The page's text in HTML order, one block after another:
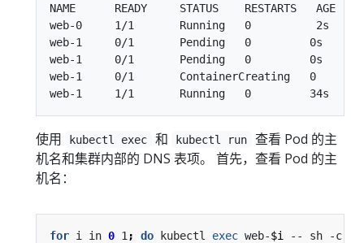
NAME      READY     STATUS    RESTARTS   AGE
web-0     1/1       Running   0          2s
web-1     0/1       Pending   0         0s
web-1     0/1       Pending   0         0s
web-1     0/1       ContainerCreating   0
使用 kubectl exec 和 kubectl run
查看 Pod 的主
机名和集群内部的 DNS 表项。 首先，查看 Pod 的主
机名：
for i in 0 1 ; do kubectl exec web-$i -- sh -c